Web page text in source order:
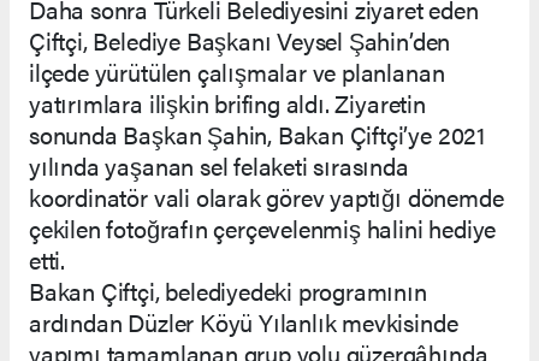
Daha sonra Türkeli Belediyesini ziyaret eden
Çiftçi, Belediye Başkanı Veysel Şahin’den
ilçede yürütülen çalışmalar ve planlanan
yatırımlara ilişkin brifing aldı. Ziyaretin
sonunda Başkan Şahin, Bakan Çiftçi’ye 2021
yılında yaşanan sel felaketi sırasında
koordinatör vali olarak görev yaptığı dönemde
çekilen fotoğrafın çerçevelenmiş halini hediye
etti.
Bakan Çiftçi, belediyedeki programının
ardından Düzler Köyü Yılanlık mevkisinde
yapımı tamamlanan grup yolu güzergâhında